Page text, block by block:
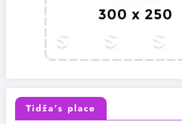
Tidža’s place